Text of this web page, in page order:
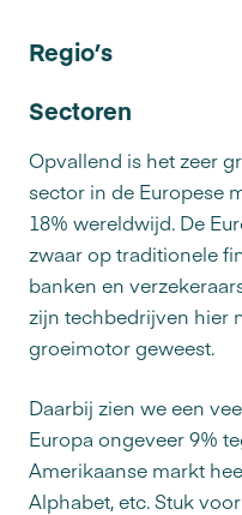
Regio’s
Sectoren
Opvallend is het zeer
sector in de Europese
18% wereldwijd. De
zwaar op traditionele
banken en
zijn techbedrijven hier
groeimotor geweest.
Daarbij zien we een
Europa ongeveer 9%
Amerikaanse markt
Alphabet, etc. Stuk